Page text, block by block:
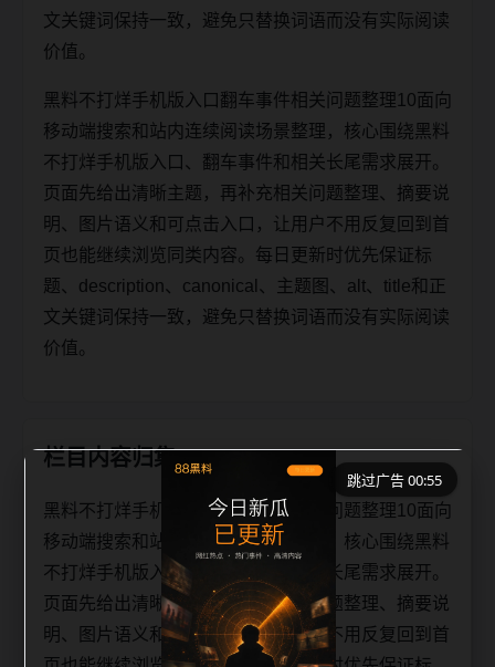
文关键词保持一致，避免只替换词语而没有实际阅读
价值。
黑料不打烊手机版入口翻车事件相关问题整理10面向
移动端搜索和站内连续阅读场景整理，核心围绕黑料
不打烊手机版入口、翻车事件和相关长尾需求展开。
页面先给出清晰主题，再补充相关问题整理、摘要说
明、图片语义和可点击入口，让用户不用反复回到首
页也能继续浏览同类内容。每日更新时优先保证标
题、description、canonical、主题图、alt、title和正
文关键词保持一致，避免只替换词语而没有实际阅读
价值。
栏目内容归集
黑料不打烊手机版入口翻车事件相关问题整理10面向
移动端搜索和站内连续阅读场景整理，核心围绕黑料
不打烊手机版入口、翻车事件和相关长尾需求展开。
页面先给出清晰主题，再补充相关问题整理、摘要说
明、图片语义和可点击入口，让用户不用反复回到首
跳过广告 00:54